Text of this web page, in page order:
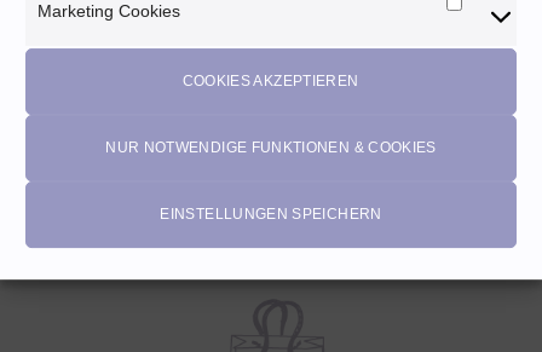
Marketing Cookies
Cookies
COOKIES AKZEPTIEREN
NUR NOTWENDIGE FUNKTIONEN & COOKIES
EINSTELLUNGEN SPEICHERN
Walkloden ♡ Wollwalk Plus –
Enthält 20% MwSt. AT
Bündchen Boord Cuffs ♡
schmale Streifen rot